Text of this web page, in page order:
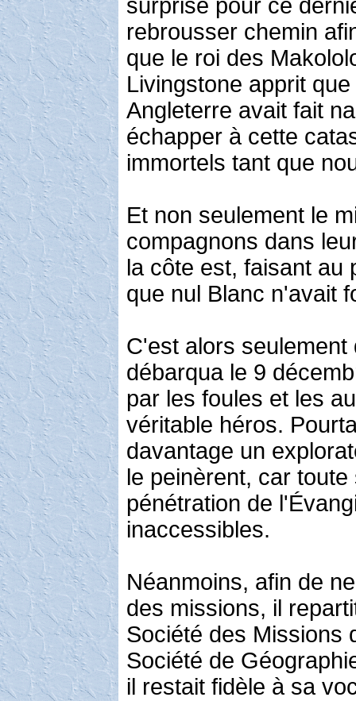
surprise pour ce
rebrousser chemin
que le roi des
Livingstone apprit
Angleterre avait fait
échapper à cette
immortels tant que
Et non seulement le
compagnons dans
la côte est, faisant
que nul Blanc n'avait
C'est alors
débarqua le 9
par les foules et les
véritable héros.
davantage un
le peinèrent, car
pénétration de
inaccessibles.
Néanmoins, afin de
des missions, il
Société des Missions
Société de
il restait fidèle à sa